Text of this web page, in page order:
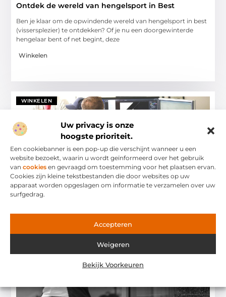
Uw privacy is onze
hoogste prioriteit.
Een cookiebanner is een pop-up die verschijnt wanneer u een
website bezoekt, waarin u wordt geïnformeerd over het gebruik
van cookies en gevraagd om toestemming voor het plaatsen ervan.
Cookies zijn kleine tekstbestanden die door websites op uw
apparaat worden opgeslagen om informatie te verzamelen over uw
surfgedrag.
Accepteren
Weigeren
Bekijk Voorkeuren
Ontdek de wereld van hengelsport in Best
Ben je klaar om de opwindende wereld van hengelsport in best
(vissersplezier) te ontdekken? Of je nu een doorgewinterde
hengelaar bent of net begint, deze
Winkelen
WINKELEN
Hoe een grafisch ontwerper in Rijssen uw bedrijf
kan laten groeien